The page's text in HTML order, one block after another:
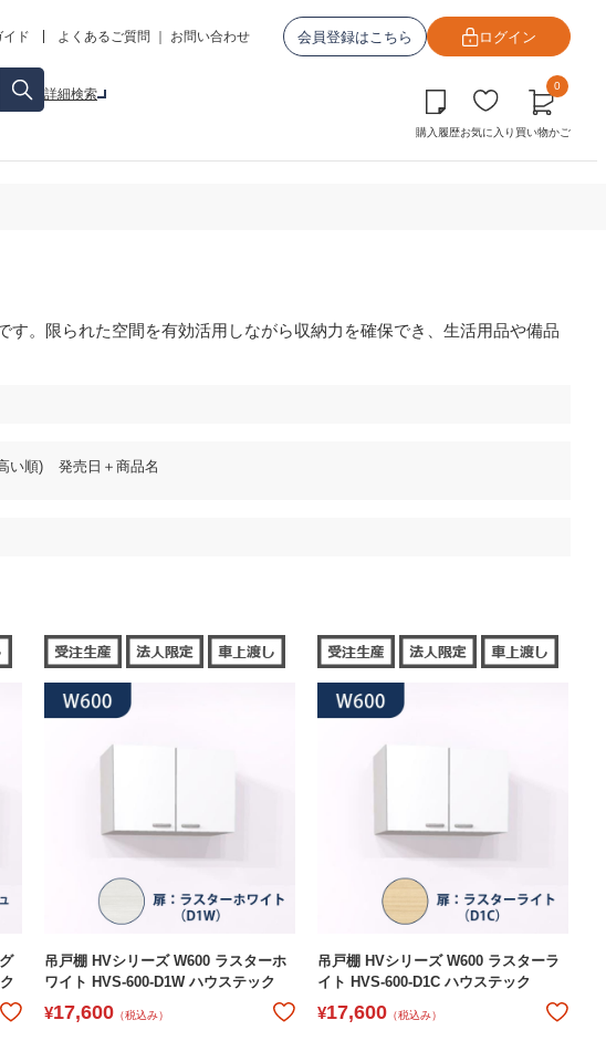
イド よくあるご質問 お問い合わせ 会員登録はこちら ログイン
詳細検索
購入履歴お気に入り
0
買い物かご
。限られた空間を有効活用しながら収納力を確保でき、生活用品や備品
い順) 発売日＋商品名
吊戸棚 HVシリーズ W600 ラスターホ
ワイト HVS-600-D1W ハウステック
¥17,600 （税込み）
吊戸棚 HVシリーズ W600 ラスターラ
イト HVS-600-D1C ハウステック
¥17,600 （税込み）